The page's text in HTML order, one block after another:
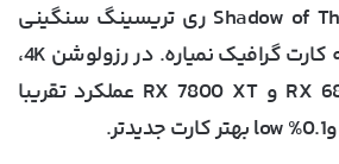
بازی Shadow of The Tomb Raider ری تریسینگ سنگینی
نداره و فشار زیادی به کارت گرافیک نمیاره. در رزولوشن 4K،
می‌بینیم که RX 6800 XT و RX 7800 XT عملکرد تقریبا